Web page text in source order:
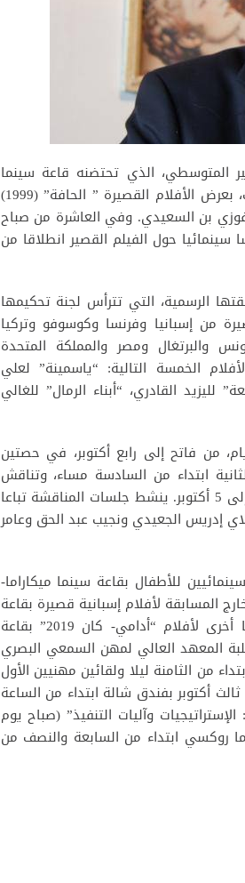
المتوسطي، الذي تحتضنه قاعة سينما
روكسي مساء الإثنين 30 شتنبر 2019 ابتداء من السابعة والنصف، بعرض الأفلام القصيرة ” الحافة” (1999)
المخرج المبدع فوزي بن السعيدي. وفي العاشرة من صباح
حول الفيلم القصير انطلاقا من
الرسمية، التي تترأس لجنة تحكيمها
من إسبانيا وفرنسا وكوسوفو وتركيا
والبرتغال ومصر والمملكة المتحدة
الخمسة التالية: “ياسمينة” لعلي
القادري، “أبناء الرمال” للغالي
(46) على امتداد أربعة أيام، من فاتح إلى رابع أكتوبر، في حصتين
ابتداء من السادسة مساء، وتناقش
بحضور مخرجيها أو من يمثلهم صباح كل يوم بفندق شالة من 2 إلى 5 أكتوبر. ينشط جلسات المناقشة تباعا
إدريس الجعيدي ونجيب عبد الحق وعامر
للأطفال بقاعة سينما ميكاراما-
خارج المسابقة لأفلام إسبانية قصيرة بقاعة
روكسي يومي فاتح ورابع أكتوبر ابتداء من الثامنة ليلا وعروضا أخرى لأفلام “أدامي- كان 2019” بقاعة
المعهد العالي لمهن السمعي البصري
من الثامنة ليلا ولقائين مهنيين الأول
أكتوبر بفندق شالة ابتداء من الساعة
وآليات التنفيذ” (صباح يوم
الاختتام بقاعة سينما روكسي ابتداء من السابعة والنصف من